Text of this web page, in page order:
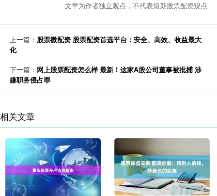
文章为作者独立观点，不代表短期股票配资观点
上一篇： 股票微配资 股票配资首选平台：安全、高效、收益最大
化
下一篇： 网上股票配资怎么样 最新！这家A股公司董事被批捕 涉
嫌职务侵占罪
相关文章